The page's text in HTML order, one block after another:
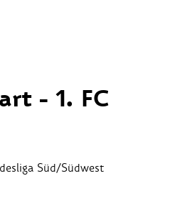
- 1. FC
Süd/Südwest